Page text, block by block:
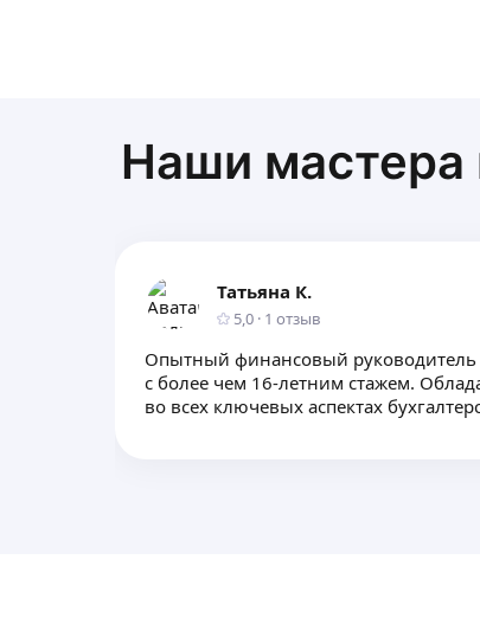
Наши мастера
Татьяна К.
5,0 · 1 отзыв
Опытный финансовый
с более чем 16-летним стажем.
во всех ключевых аспектах